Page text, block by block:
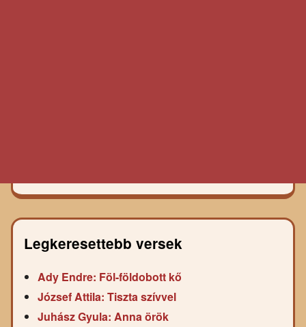
Legkeresettebb versek
Ady Endre: Föl-földobott kő
József Attila: Tiszta szívvel
Juhász Gyula: Anna örök